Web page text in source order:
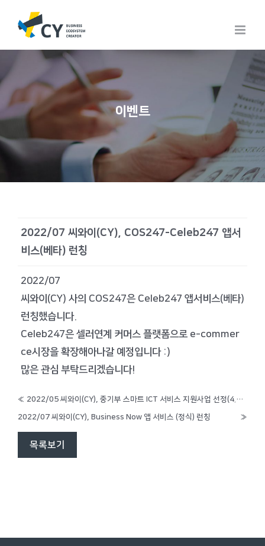
이벤트
2022/07 씨와이(CY), COS247-Celeb247 앱서
비스(베타) 런칭
2022/07
씨와이(CY) 사의 COS247은 Celeb247 앱서비스(베타)
런칭했습니다.
Celeb247은 셀러연계 커머스 플랫폼으로 e-commer
ce시장을 확장해아나갈 예정입니다 :)
많은 관심 부탁드리겠습니다!
« 2022/05 씨와이(CY), 중기부 스마트 ICT 서비스 지원사업 선정(4.75억원)
2022/07 씨와이(CY), Business Now 앱 서비스 (정식) 런칭 »
목록보기